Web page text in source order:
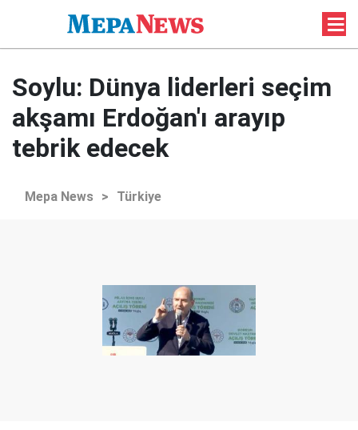
Soylu: Dünya liderleri seçim
akşamı Erdoğan'ı arayıp
tebrik edecek
Mepa News > Türkiye